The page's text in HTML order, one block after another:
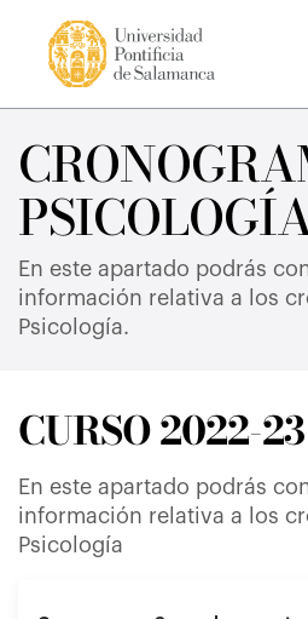
En este apartado podrás
información relativa a los
Psicología.
CURSO 2022-23
En este apartado podrás
información relativa a los
Psicología